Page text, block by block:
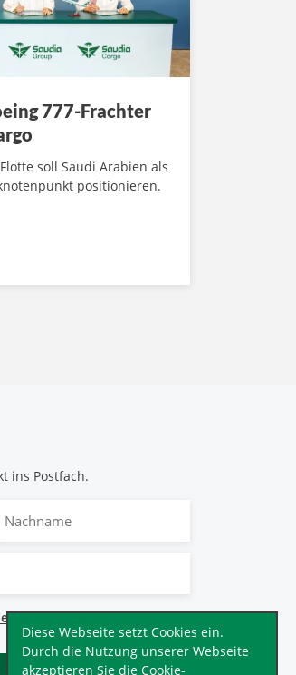
Diese Webseite setzt Cookies ein.
Durch die Nutzung unserer Webseite
akzeptieren Sie die Cookie-
777-Frachter
soll Saudi Arabien als
positionieren.
ins Postfach.
.*